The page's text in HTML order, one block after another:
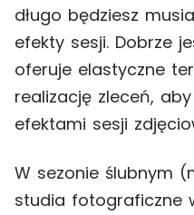
długo będziesz
efekty sesji. Dobrze
oferuje elastyczne
realizację zleceń,
efektami sesji
W sezonie ślubnym
studia fotograficzne